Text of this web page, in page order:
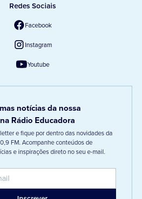
Redes Sociais
Facebook
Instagram
Youtube
notícias da nossa
Rádio Educadora
e fique por dentro das novidades da
FM. Acompanhe conteúdos de
e inspirações direto no seu e-mail.